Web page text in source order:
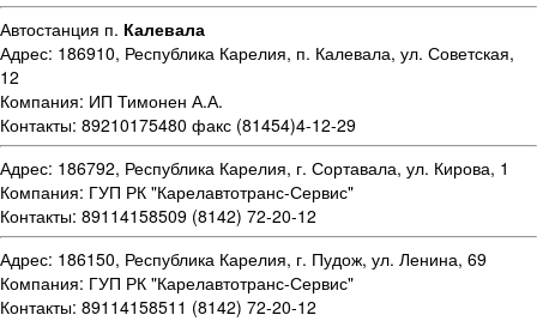
Автостанция п. Калевала
Адрес: 186910, Республика Карелия, п. Калевала, ул. Советская,
12
Компания: ИП Тимонен А.А.
Контакты: 89210175480 факс (81454)4-12-29
Адрес: 186792, Республика Карелия, г. Сортавала, ул. Кирова, 1
Компания: ГУП РК "Карелавтотранс-Сервис"
Контакты: 89114158509 (8142) 72-20-12
Адрес: 186150, Республика Карелия, г. Пудож, ул. Ленина, 69
Компания: ГУП РК "Карелавтотранс-Сервис"
Контакты: 89114158511 (8142) 72-20-12